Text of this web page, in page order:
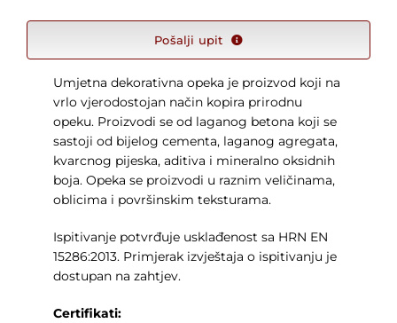
Pošalji upit
Umjetna dekorativna opeka je proizvod koji na
vrlo vjerodostojan način kopira prirodnu
opeku. Proizvodi se od laganog betona koji se
sastoji od bijelog cementa, laganog agregata,
kvarcnog pijeska, aditiva i mineralno oksidnih
boja. Opeka se proizvodi u raznim veličinama,
oblicima i površinskim teksturama.
Ispitivanje potvrđuje usklađenost sa HRN EN
15286:2013. Primjerak izvještaja o ispitivanju je
dostupan na zahtjev.
Certifikati: